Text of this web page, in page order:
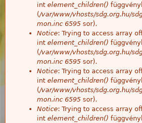
int element_children()
(/var/www/vhosts/sdg.org.hu/
mon.inc 6595 sor).
Notice: Trying to access array
int element_children()
(/var/www/vhosts/sdg.org.hu/
mon.inc 6595 sor).
Notice: Trying to access array
int element_children()
(/var/www/vhosts/sdg.org.hu/
mon.inc 6595 sor).
Notice: Trying to access array
int element_children()